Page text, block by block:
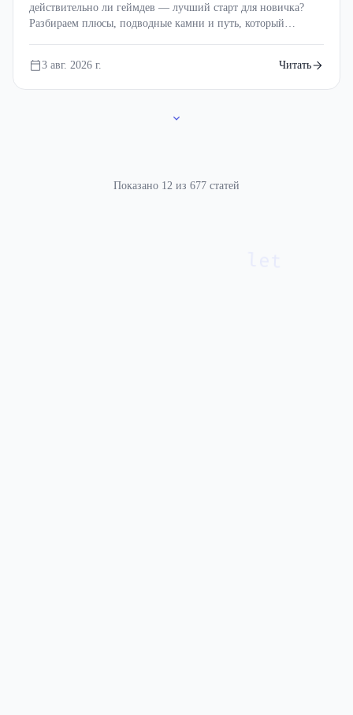
действительно ли геймдев — лучший старт для новичка?
Разбираем плюсы, подводные камни и путь, который
3 авг. 2026 г.
Читать
Показано 12 из 677 статей